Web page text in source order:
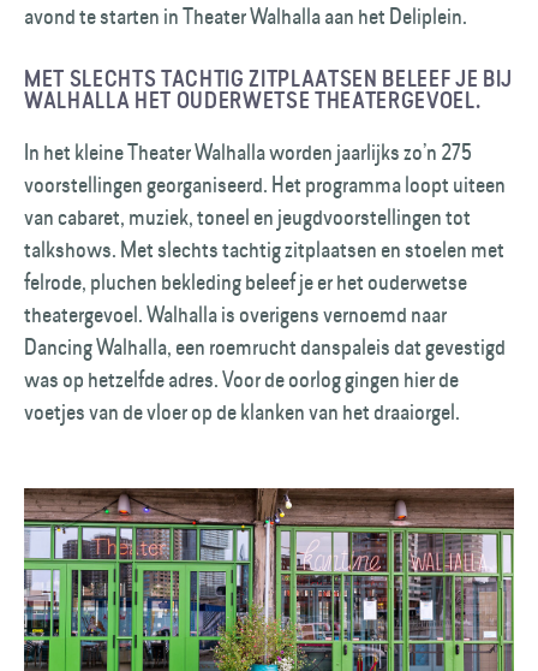
avond te starten in Theater Walhalla aan het Deliplein.
MET SLECHTS TACHTIG ZITPLAATSEN BELEEF JE BIJ
WALHALLA HET OUDER­WETSE THEATERGEVOEL.
In het kleine Theater Walhalla worden jaarlijks zo’n 275
voorstellingen georganiseerd. Het programma loopt uiteen
van cabaret, muziek, toneel en jeugdvoorstellingen tot
talkshows. Met slechts tachtig zitplaatsen en stoelen met
fel­rode, pluchen bekleding beleef je er het ouder­wetse
theatergevoel. Walhalla is overigens vernoemd naar
Dancing Walhalla, een roemrucht danspaleis dat gevestigd
was op hetzelfde adres. Voor de oorlog gingen hier de
voetjes van de vloer op de klanken van het draaiorgel.